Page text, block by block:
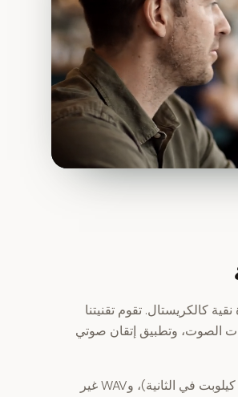
48 كيلو هرتز وجودة نقية كالكريستال. تقوم تقنيتنا
الصوت، وتطبيق إتقان صوتي
صدّر الملفات بعدة صيغ تشمل MP3 عالية الجودة (320 كيلوبت في الثانية)، وWAV غير